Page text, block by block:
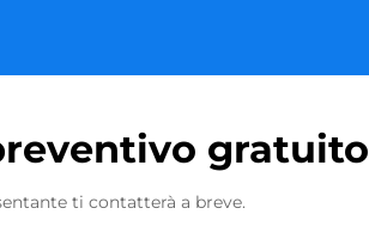
gratuito
ti contatterà a breve.